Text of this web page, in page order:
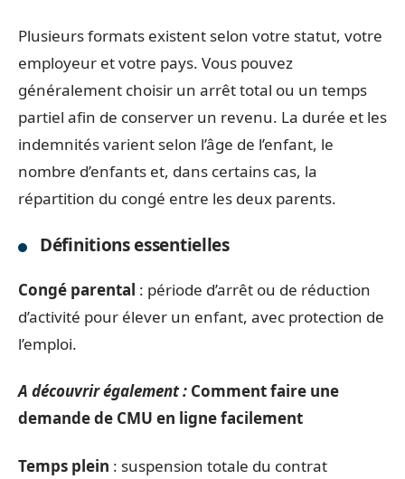
Plusieurs formats existent selon votre statut, votre
employeur et votre pays. Vous pouvez
généralement choisir un arrêt total ou un temps
partiel afin de conserver un revenu. La durée et les
indemnités varient selon l’âge de l’enfant, le
nombre d’enfants et, dans certains cas, la
répartition du congé entre les deux parents.
Définitions essentielles
Congé parental : période d’arrêt ou de réduction
d’activité pour élever un enfant, avec protection de
l’emploi.
A découvrir également : Comment faire une
demande de CMU en ligne facilement
Temps plein : suspension totale du contrat